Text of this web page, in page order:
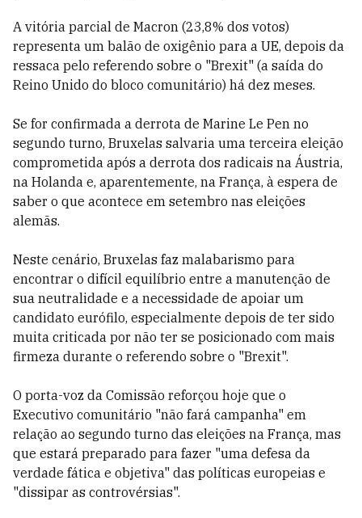
A vitória parcial de Macron (23,8% dos votos)
representa um balão de oxigênio para a UE, depois da
ressaca pelo referendo sobre o "Brexit" (a saída do
Reino Unido do bloco comunitário) há dez meses.
Se for confirmada a derrota de Marine Le Pen no
segundo turno, Bruxelas salvaria uma terceira eleição
comprometida após a derrota dos radicais na Áustria,
na Holanda e, aparentemente, na França, à espera de
saber o que acontece em setembro nas eleições
alemãs.
Neste cenário, Bruxelas faz malabarismo para
encontrar o difícil equilíbrio entre a manutenção de
sua neutralidade e a necessidade de apoiar um
candidato eurófilo, especialmente depois de ter sido
muita criticada por não ter se posicionado com mais
firmeza durante o referendo sobre o "Brexit".
O porta-voz da Comissão reforçou hoje que o
Executivo comunitário "não fará campanha" em
relação ao segundo turno das eleições na França, mas
que estará preparado para fazer "uma defesa da
verdade fática e objetiva" das políticas europeias e
"dissipar as controvérsias".